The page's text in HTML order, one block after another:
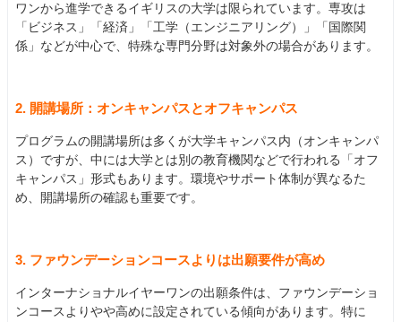
ワンから進学できるイギリスの大学は限られています。専攻は
「ビジネス」「経済」「工学（エンジニアリング）」「国際関
係」などが中心で、特殊な専門分野は対象外の場合があります。
2. 開講場所：オンキャンパスとオフキャンパス
プログラムの開講場所は多くが大学キャンパス内（オンキャンパ
ス）ですが、中には大学とは別の教育機関などで行われる「オフ
キャンパス」形式もあります。環境やサポート体制が異なるた
め、開講場所の確認も重要です。
3. ファウンデーションコースよりは出願要件が高め
インターナショナルイヤーワンの出願条件は、ファウンデーショ
ンコースよりやや高めに設定されている傾向があります。特に